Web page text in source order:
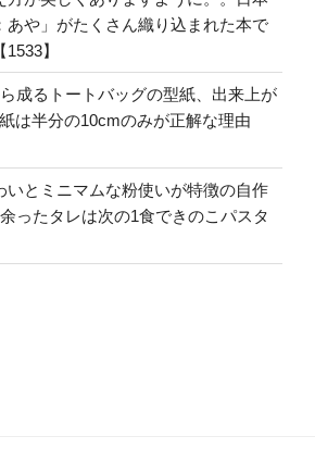
あや」がたくさん織り込まれた本で
】
成るトートバッグの型紙、出来上が
は半分の10cmのみが正解な理由
いとミニマムな粉使いが特徴の自作
ったタレは次の1食できのこパスタ